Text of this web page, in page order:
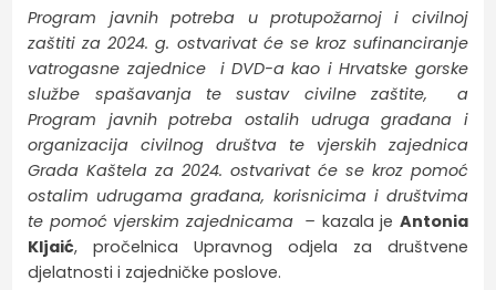
Program javnih potreba u protupožarnoj i civilnoj
zaštiti za 2024. g. ostvarivat će se kroz sufinanciranje
vatrogasne zajednice i DVD-a kao i Hrvatske gorske
službe spašavanja te sustav civilne zaštite, a
Program javnih potreba ostalih udruga građana i
organizacija civilnog društva te vjerskih zajednica
Grada Kaštela za 2024. ostvarivat će se kroz pomoć
ostalim udrugama građana, korisnicima i društvima
te pomoć vjerskim zajednicama – kazala je Antonia
Kljaić, pročelnica Upravnog odjela za društvene
djelatnosti i zajedničke poslove.